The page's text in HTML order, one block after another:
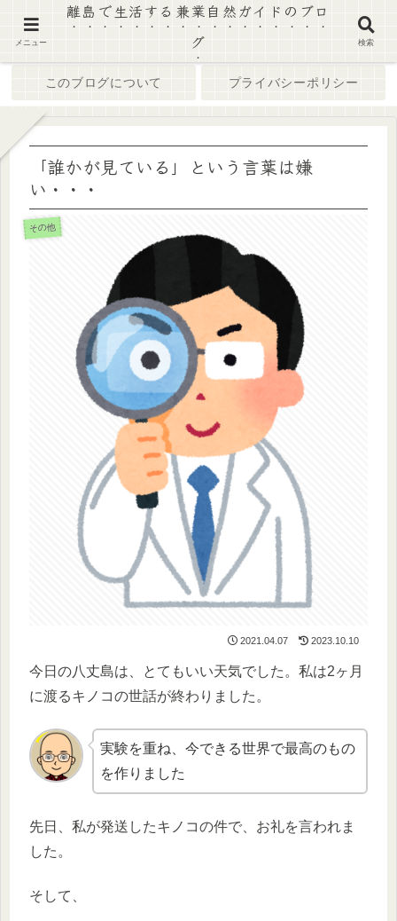
このブログについて プライバシーポリシー
「誰かが見ている」という言葉は嫌
い・・・
その他
2021.04.07 2023.10.10
今日の八丈島は、とてもいい天気でした。私は2ヶ月
に渡るキノコの世話が終わりました。
実験を重ね、今できる世界で最高のもの
を作りました
先日、私が発送したキノコの件で、お礼を言われま
した。
そして、
メニュー
離島で生活する兼業自然ガイドのブロ
グ
検索